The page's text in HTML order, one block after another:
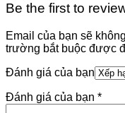
Be the first to
Email của bạn sẽ
trường bắt buộc được
Đánh giá của bạn
Đánh giá của bạn *